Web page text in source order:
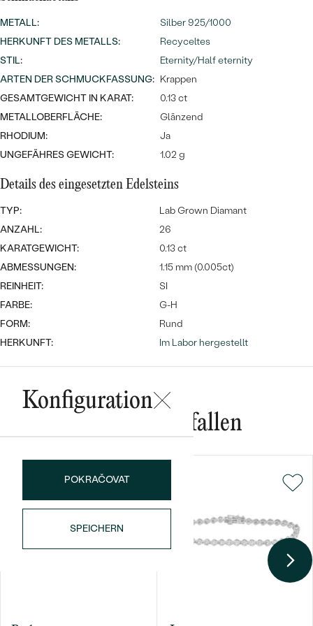
Wave Kollektion
ANSEHEN
NACH DER FORM
MASSGEFERTIGTER
DIAMANTEN
ANSEHEN
Ohrrinnge
ANSEHEN
Personalisierte
Halsketten
ANSEHEN
Meistverkaufte
Ringe
METALL:
Silber 925/1000
HERKUNFT DES METALLS:
Recyceltes
STIL:
Eternity/Half eternity
ARTEN DER SCHMUCKFASSUNG: Krappen
GESAMTGEWICHT IN KARAT:
0.13 ct
METALLOBERFLÄCHE:
Glänzend
RHODIUM:
Ja
UNGEFÄHRES GEWICHT:
1.02 g
Details des eingesetzten Edelsteins
TYP:
Lab Grown Diamant
ANZAHL:
26
KARATGEWICHT:
0.13 ct
ABMESSUNGEN:
1.15 mm (0.005ct)
REINHEIT:
SI
FARBE:
G-H
FORM:
Rund
HERKUNFT:
Im Labor hergestellt
Konfiguration
POKRAČOVAT
SPEICHERN
Das könnte Ihnen gefallen